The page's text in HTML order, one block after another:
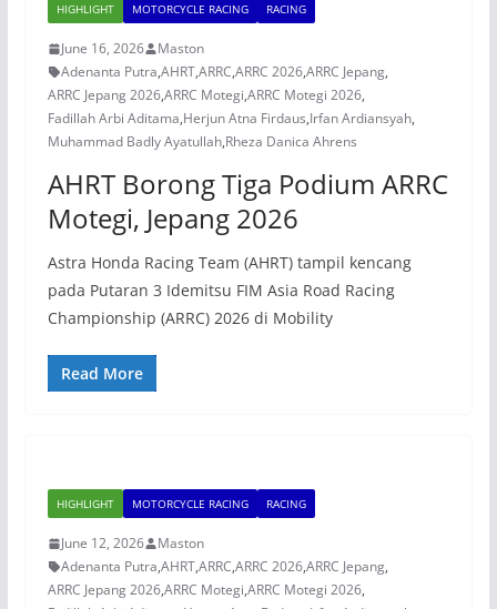
HIGHLIGHT MOTORCYCLE RACING RACING
June 16, 2026
Maston
Adenanta Putra,AHRT,ARRC,ARRC 2026,ARRC Jepang,
ARRC Jepang 2026,ARRC Motegi,ARRC Motegi 2026,
Fadillah Arbi Aditama,Herjun Atna Firdaus,Irfan Ardiansyah,
Muhammad Badly Ayatullah,Rheza Danica Ahrens
AHRT Borong Tiga Podium ARRC
Motegi, Jepang 2026
Astra Honda Racing Team (AHRT) tampil kencang
pada Putaran 3 Idemitsu FIM Asia Road Racing
Championship (ARRC) 2026 di Mobility
Read More
HIGHLIGHT MOTORCYCLE RACING RACING
June 12, 2026
Maston
Adenanta Putra,AHRT,ARRC,ARRC 2026,ARRC Jepang,
ARRC Jepang 2026,ARRC Motegi,ARRC Motegi 2026,